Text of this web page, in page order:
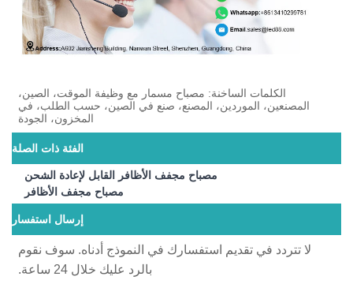
الكلمات الساخنة: مصباح مسمار مع وظيفة الموقت، الصين،
المصنعين، الموردين، المصنع، صنع في الصين، حسب الطلب، في
المخزون، الجودة
الفئة ذات الصلة
مصباح مجفف الأظافر القابل لإعادة الشحن
مصباح مجفف الأظافر
إرسال استفسار
لا تتردد في تقديم استفسارك في النموذج أدناه. سوف نقوم
بالرد عليك خلال 24 ساعة.